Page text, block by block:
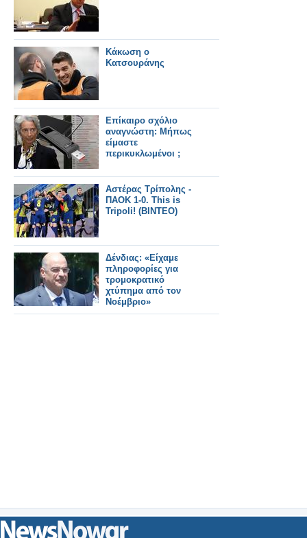
Κάκωση ο
Κατσουράνης
Επίκαιρο σχόλιο
αναγνώστη: Μήπως
είμαστε
περικυκλωμένοι ;
Αστέρας Τρίπολης -
ΠΑΟΚ 1-0. This is
Tripoli! (ΒΙΝΤΕΟ)
Δένδιας: «Είχαμε
πληροφορίες για
τρομοκρατικό
χτύπημα από τον
Νοέμβριο»